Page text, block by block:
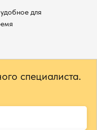
для
специалиста.